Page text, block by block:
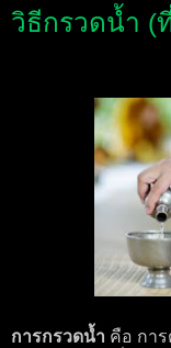
วิธีกรวดน้ำ (
การกรวดน้ำ คือ กา